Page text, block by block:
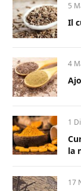
5
Il
4
1
la
17